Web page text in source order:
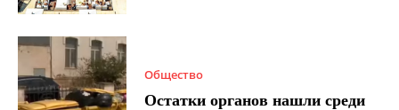
Общество
Остатки органов нашли среди